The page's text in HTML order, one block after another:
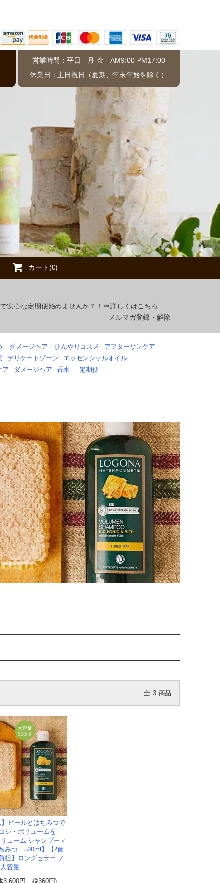
営業時間：平日 月-金 AM9:00-PM17:00
休業日：土日祝日（夏期、年末年始を除く）
カート(0)
安心な定期便始めませんか？！⇒詳しくはこちら
メルマガ登録・解除
ダメージヘア ひんやりコスメ
アフターサンケア
デリケートゾーン
エッセンシャルオイル
ア
ダメージヘア 香水 定期便
全 3 商品
】ビールとはちみつで
シ・ボリュームを
リューム シャンプー＜
みつ 500ml】【2個
担】ロングセラー ノ
容量
3,600円、税360円)